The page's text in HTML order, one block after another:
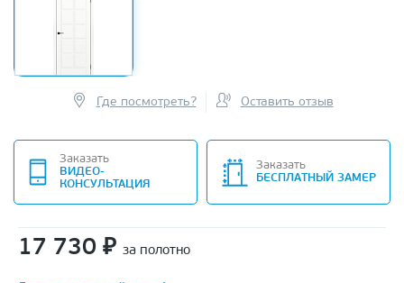
Где посмотреть? Оставить отзыв
Заказать
ВИДЕО-
КОНСУЛЬТАЦИЯ
Заказать
БЕСПЛАТНЫЙ ЗАМЕР
17 730 ₽ за полотно